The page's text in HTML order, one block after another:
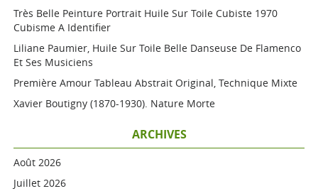
Très Belle Peinture Portrait Huile Sur Toile Cubiste 1970
Cubisme A Identifier
Liliane Paumier, Huile Sur Toile Belle Danseuse De Flamenco
Et Ses Musiciens
Première Amour Tableau Abstrait Original, Technique Mixte
Xavier Boutigny (1870-1930). Nature Morte
ARCHIVES
Août 2026
Juillet 2026